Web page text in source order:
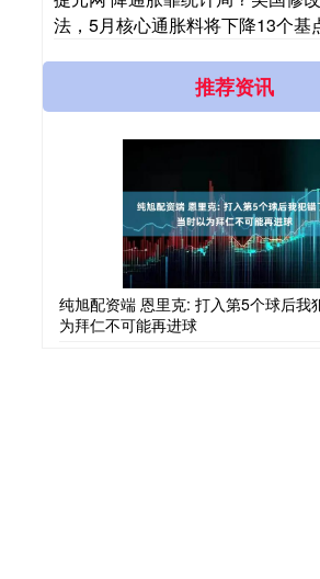
法，5月核心通胀料将下降13个基
推荐资讯
纯旭配资端 恩里克: 打入第5个球后我
为拜仁不可能再进球